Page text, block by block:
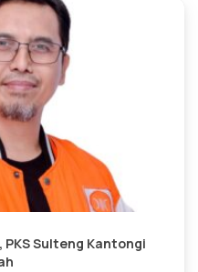
PKS Sulteng Kantongi